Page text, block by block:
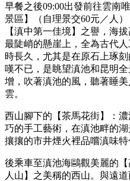
早餐之後09:00出發前往雲南
景區】（自理景交60元／人
【滇中第一佳境】之譽，海
最陡峭的懸崖上，全為古代
時長久，尤其是在原石上琢
嘆不已，是眺望滇池和昆明
增，吹著滇池的風，聽著睡
雲。
西山腳下的【茶馬花街】：
巧的手工藝術，在滇池畔的
攘攘的市井煙火裡品嚐滇味
後乘車至滇池海鷗觀美麗的
人山】之美稱的西山。與遠